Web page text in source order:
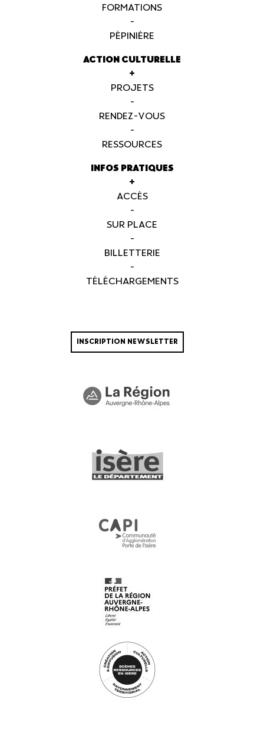
FORMATIONS
-
PÉPINIÈRE
ACTION CULTURELLE
+
PROJETS
-
RENDEZ-VOUS
-
RESSOURCES
INFOS PRATIQUES
+
ACCÈS
-
SUR PLACE
-
BILLETTERIE
-
TÉLÉCHARGEMENTS
INSCRIPTION NEWSLETTER